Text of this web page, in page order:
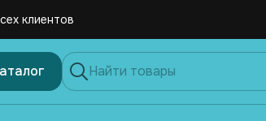
2500 рублей